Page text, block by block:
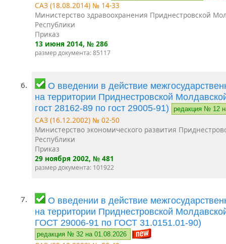
САЗ (18.08.2014) № 14-33
Министерство здравоохранения Приднестровской
Республики
Приказ
13 июня 2014, № 286
размер документа: 85117
6.
О введении в действие
на территории Приднестровской
гост 28162-89 по гост 29005-91)
редакция № 12
САЗ (16.12.2002) № 02-50
Министерство экономического развития
Республики
Приказ
29 ноября 2002, № 481
размер документа: 101922
7.
О введении в действие
на территории Приднестровской
ГОСТ 29006-91 по ГОСТ 31.0151.01-90)
редакция № 32 на 01.08.2026